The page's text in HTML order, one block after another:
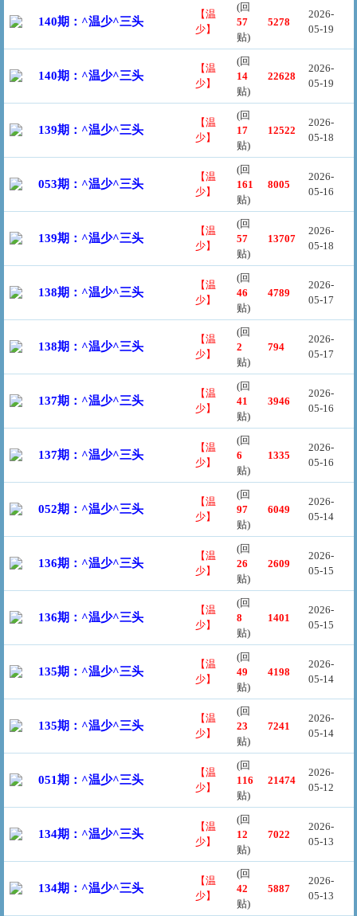
140期：^温少^三头
【温
少】
(回
57
贴)
5278
2026-
05-19
140期：^温少^三头
【温
少】
(回
14
贴)
22628
2026-
05-19
139期：^温少^三头
【温
少】
(回
17
贴)
12522
2026-
05-18
053期：^温少^三头
【温
少】
(回
161
贴)
8005
2026-
05-16
139期：^温少^三头
【温
少】
(回
57
贴)
13707
2026-
05-18
138期：^温少^三头
【温
少】
(回
46
贴)
4789
2026-
05-17
138期：^温少^三头
【温
少】
(回
2
贴)
794
2026-
05-17
137期：^温少^三头
【温
少】
(回
41
贴)
3946
2026-
05-16
137期：^温少^三头
【温
少】
(回
6
贴)
1335
2026-
05-16
052期：^温少^三头
【温
少】
(回
97
贴)
6049
2026-
05-14
136期：^温少^三头
【温
少】
(回
26
贴)
2609
2026-
05-15
136期：^温少^三头
【温
少】
(回
8
贴)
1401
2026-
05-15
135期：^温少^三头
【温
少】
(回
49
贴)
4198
2026-
05-14
135期：^温少^三头
【温
少】
(回
23
贴)
7241
2026-
05-14
051期：^温少^三头
【温
少】
(回
116
贴)
21474
2026-
05-12
134期：^温少^三头
【温
少】
(回
12
贴)
7022
2026-
05-13
134期：^温少^三头
【温
少】
(回
42
贴)
5887
2026-
05-13